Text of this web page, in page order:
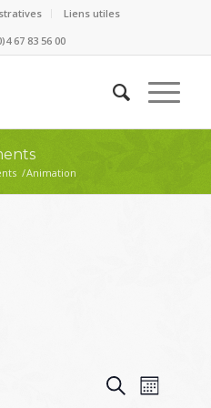
Liens utiles
67 83 56 00
/Animation
Recherche
de
Mois